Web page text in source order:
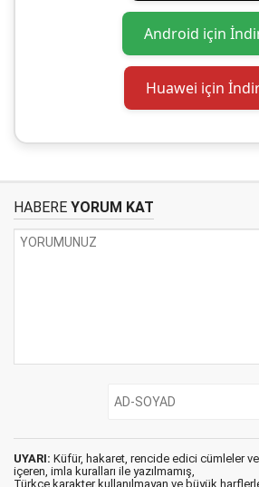
Android için
Huawei için
HABERE YORUM KAT
UYARI: Küfür, hakaret, rencide edici cümleler
içeren, imla kuralları ile yazılmamış,
Türkçe karakter kullanılmayan ve büyük